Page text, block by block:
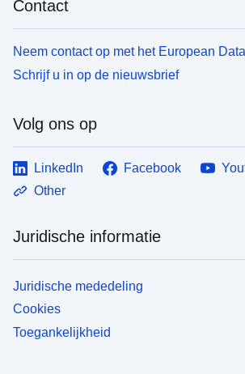
Contact
Neem contact op met het European
Schrijf u in op de nieuwsbrief
Volg ons op
LinkedIn Facebook
Other
Juridische informatie
Juridische mededeling
Cookies
Toegankelijkheid